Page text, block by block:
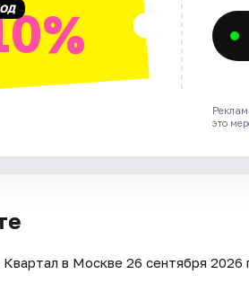
это
Квартал в Москве 26 сентября 2026